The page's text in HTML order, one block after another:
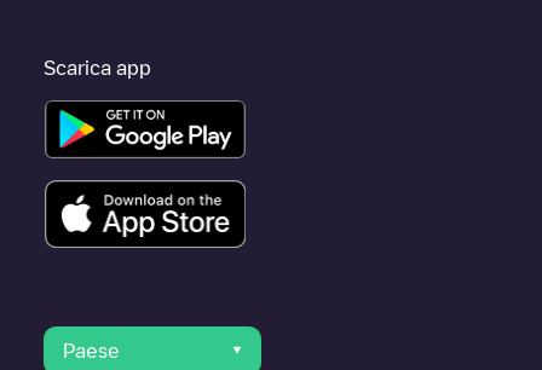
Scarica app
Paese